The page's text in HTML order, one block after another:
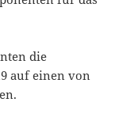
die
auf einen von